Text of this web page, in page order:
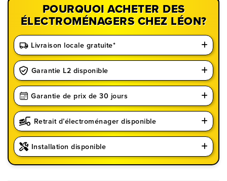
POURQUOI ACHETER DES
ÉLECTROMÉNAGERS CHEZ LÉON?
Livraison locale gratuite*
Garantie L2 disponible
Garantie de prix de 30 jours
Retrait d’électroménager disponible
Installation disponible